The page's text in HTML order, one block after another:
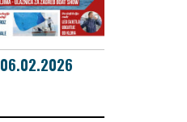
06.02.2026